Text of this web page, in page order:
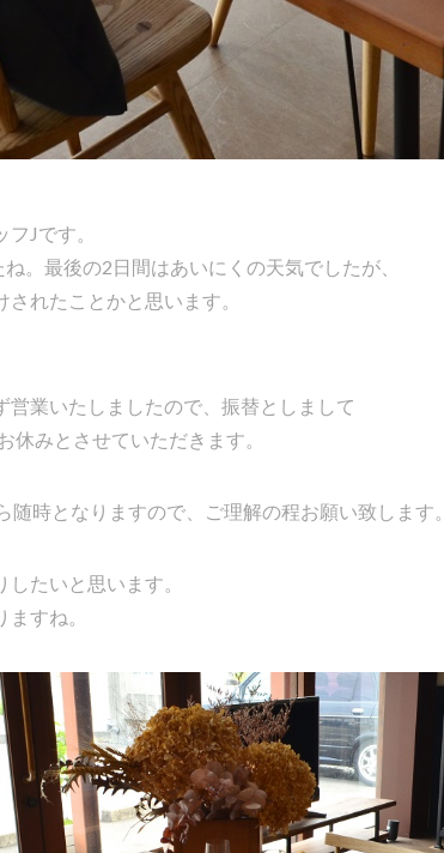
Jです。
。最後の2日間はあいにくの天気でしたが、
れたことかと思います。
営業いたしましたので、振替としまして
休みとさせていただきます。
随時となりますので、ご理解の程お願い致します。
たいと思います。
すね。